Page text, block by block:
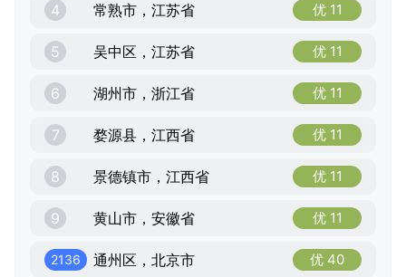
4 常熟市，江苏省 优 11
5 吴中区，江苏省 优 11
6 湖州市，浙江省 优 11
7 婺源县，江西省 优 11
8 景德镇市，江西省 优 11
9 黄山市，安徽省 优 11
2136 通州区，北京市 优 40